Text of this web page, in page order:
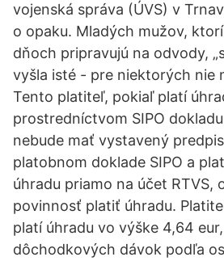
vojenská správa (ÚVS) v
o opaku. Mladých mužov,
dňoch pripravujú na odvody,
vyšla isté - pre niektorých nie
Tento platiteľ, pokiaľ platí
prostredníctvom SIPO
nebude mať vystavený
platobnom doklade SIPO a
úhradu priamo na účet RTVS,
povinnosť platiť úhradu.
platí úhradu vo výške 4,64
dôchodkových dávok podľa